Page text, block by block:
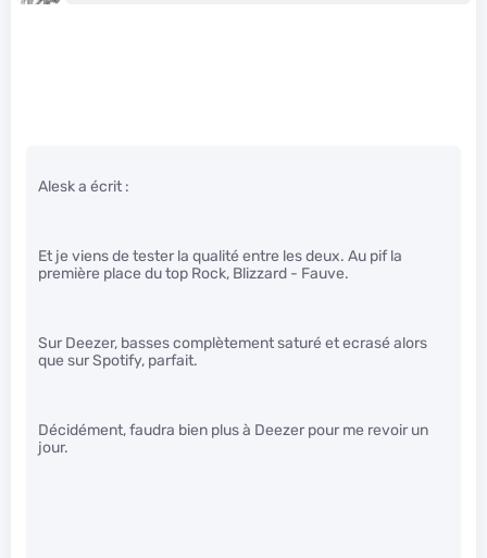
Alesk a écrit :
Et je viens de tester la qualité entre les deux. Au pif la
première place du top Rock, Blizzard - Fauve.
Sur Deezer, basses complètement saturé et ecrasé alors
que sur Spotify, parfait.
Décidément, faudra bien plus à Deezer pour me revoir un
jour.